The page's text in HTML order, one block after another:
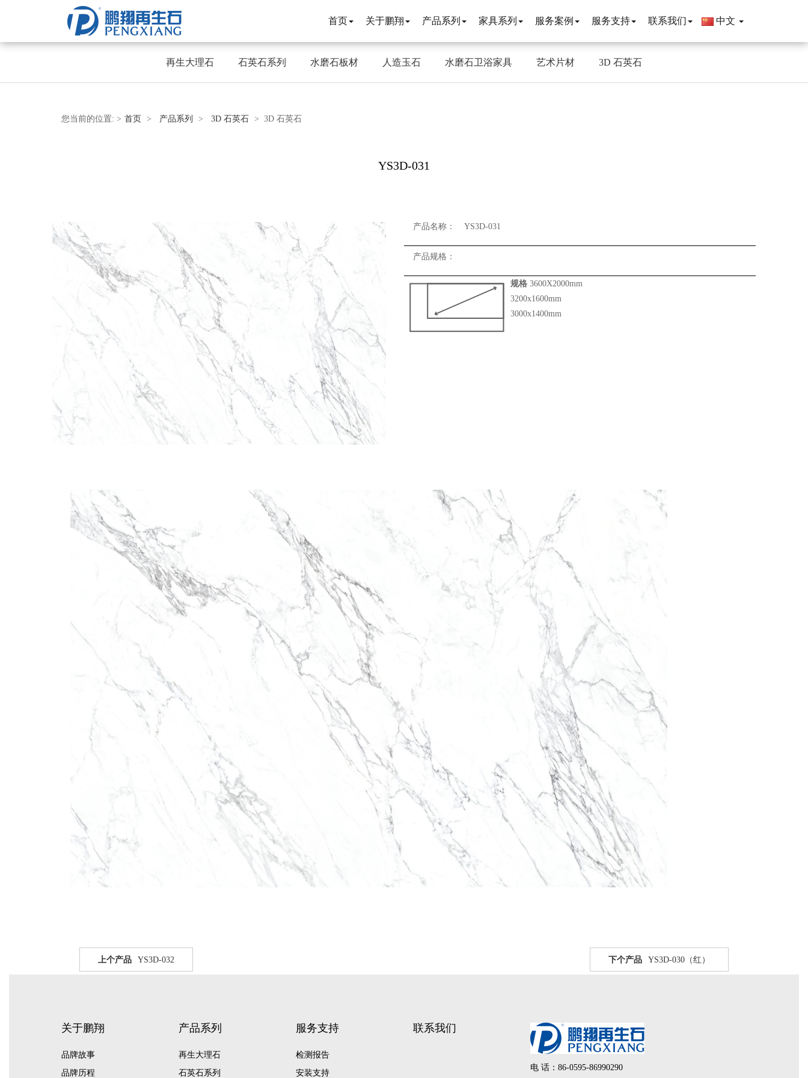
首页 关于鹏翔 产品系列 家具系列 服务案例 服务支持 联系我们 中文
再生大理石 石英石系列 水磨石板材 人造玉石 水磨石卫浴家具 艺术片材 3D 石英石
您当前的位置: > 首页 > 产品系列 > 3D 石英石 > 3D 石英石
YS3D-031
产品名称： YS3D-031
产品规格：
规格 3600X2000mm
3200x1600mm
3000x1400mm
上个产品 YS3D-032 下个产品 YS3D-030（红）
关于鹏翔
品牌故事
品牌历程
产品系列
再生大理石
石英石系列
服务支持
检测报告
安装支持
联系我们
电 话：86-0595-86990290